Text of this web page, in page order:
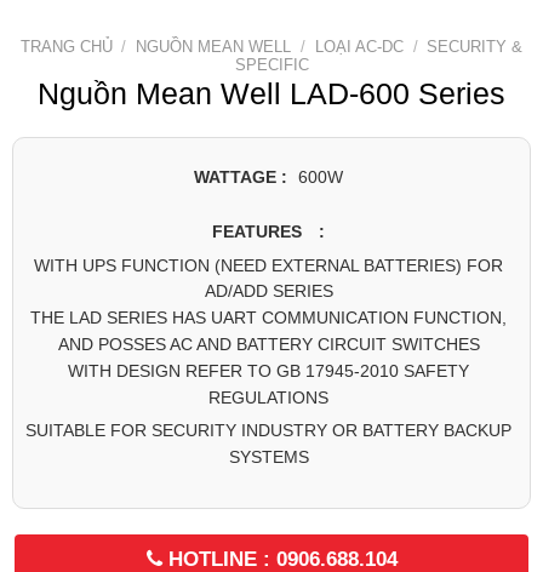
TRANG CHỦ / NGUỒN MEAN WELL / LOẠI AC-DC / SECURITY &
SPECIFIC
Nguồn Mean Well LAD-600 Series
WATTAGE : 600W
FEATURES :
WITH UPS FUNCTION (NEED EXTERNAL BATTERIES) FOR
AD/ADD SERIES
THE LAD SERIES HAS UART COMMUNICATION FUNCTION,
AND POSSES AC AND BATTERY CIRCUIT SWITCHES
WITH DESIGN REFER TO GB 17945-2010 SAFETY
REGULATIONS
SUITABLE FOR SECURITY INDUSTRY OR BATTERY BACKUP
SYSTEMS
HOTLINE : 0906.688.104